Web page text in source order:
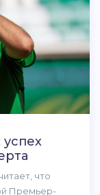
успех
что
Премьер-